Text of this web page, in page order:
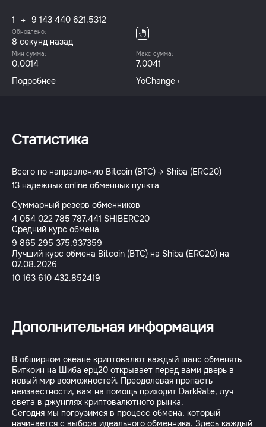
1 9 143 440 621.5312
Обновлено:
8 секунд назад
Мин сумма:
0.0014
Макс сумма:
7.0041
Подробнее
YoChange
Статистика
Всего по направлению Bitcoin (BTC) → Shiba (ERC20)
13 надежных online обменных пункта
Суммарный резерв обменников
4 054 022 785 787.441 SHIBERC20
Средний курс обмена
9 865 295 375.937359
Лучший курс обмена Bitcoin (BTC) на Shiba (ERC20) на
07.08.2026
10 163 610 432.852419
Дополнительная информация
В обширном океане криптовалют каждый шанс обменять
Биткоин на Шиба ерц20 открывает перед вами дверь в
новый мир возможностей. Преодолевая пропасть
неизвестности, вам на помощь приходит DarkRate, луч
света в джунглях криптовалютного рынка.
Сегодня мы погрузимся в процесс обмена, который
начинается с выбора идеального обменника. Здесь каждый